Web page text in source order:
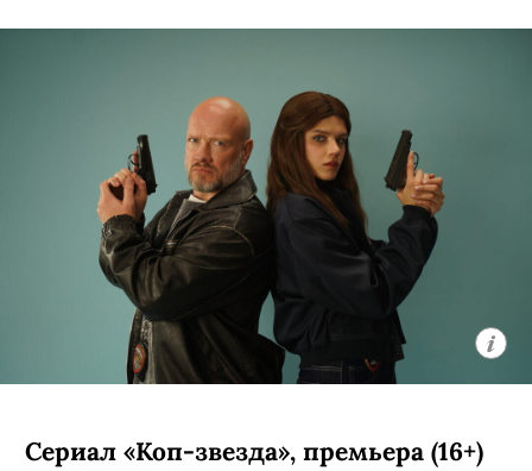
Сериал «Коп-звезда», премьера (16+)